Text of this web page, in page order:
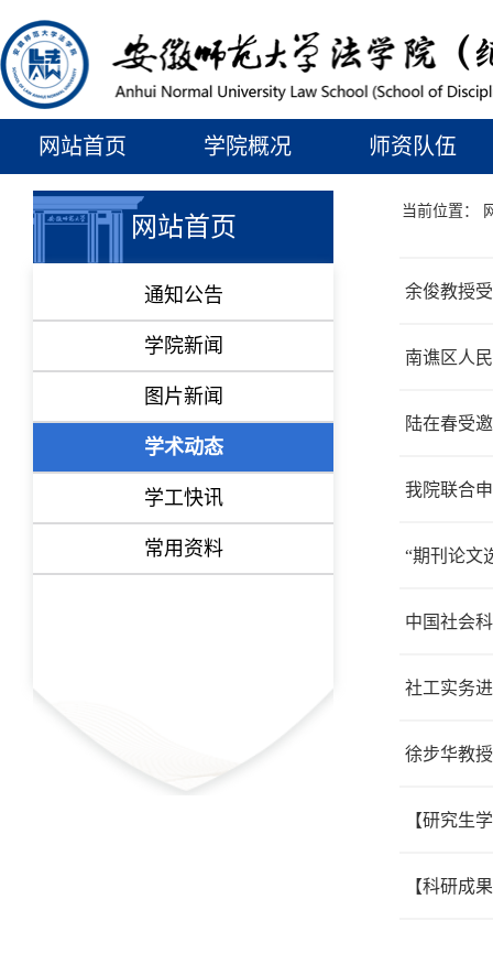
网站首页 学院概况 师资队伍
网站首页
通知公告
学院新闻
图片新闻
学术动态
学工快讯
常用资料
当前位置：
余俊教授
南谯区人
陆在春受
我院联合
“期刊论文
中国社会
社工实务
徐步华教
【研究生
【科研成